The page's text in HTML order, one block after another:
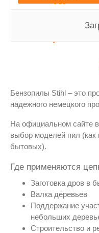
Бензопилы Stihl – это
надежного немецкого
На официальном сайте
выбор моделей пил
бытовых).
Где применяются
Заготовка дров в
Валка деревьев
Поддержание
небольших
Строительство и